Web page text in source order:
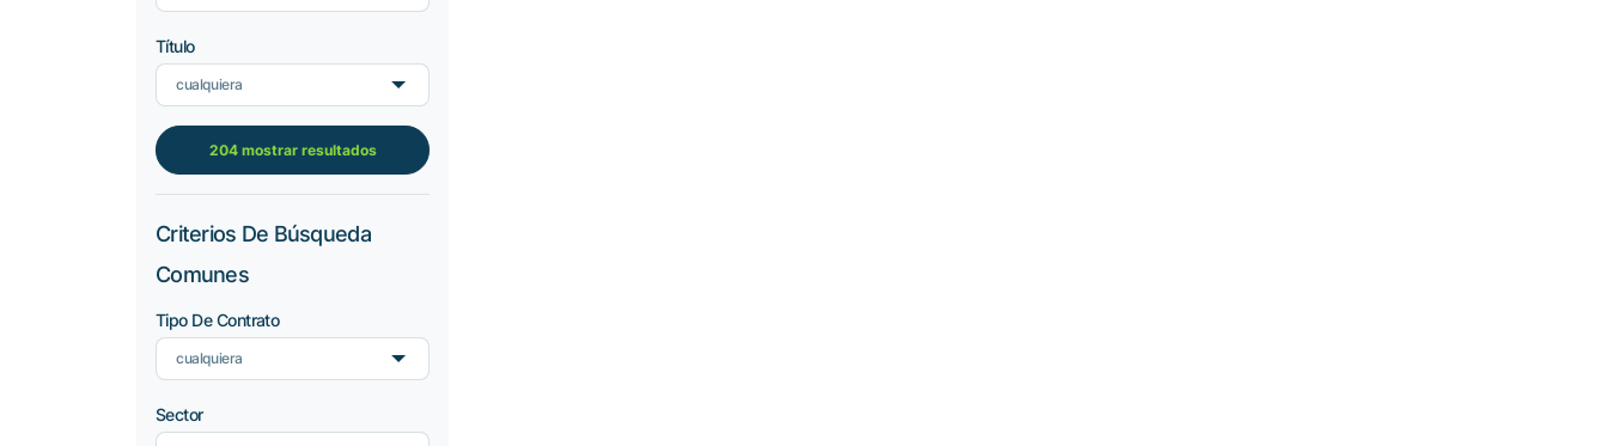
Título
cualquiera
204 mostrar resultados
Criterios De Búsqueda
Comunes
Tipo De Contrato
cualquiera
Sector